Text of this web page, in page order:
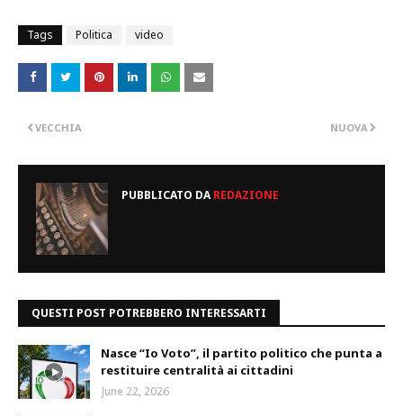
Tags Politica video
NUOVA
VECCHIA
PUBBLICATO DAREDAZIONE
QUESTI POST POTREBBERO INTERESSARTI
Nasce “Io Voto”, il partito politico che punta a
restituire centralità ai cittadini
June 22, 2026